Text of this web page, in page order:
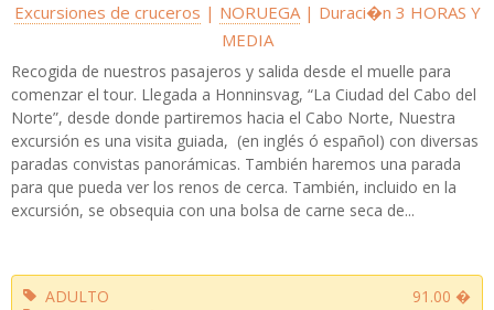
Excursiones de cruceros | NORUEGA| Duraci�n 3 HORAS Y
MEDIA
Recogida de nuestros pasajeros y salida desde el muelle para
comenzar el tour. Llegada a Honninsvag, “La Ciudad del Cabo del
Norte”, desde donde partiremos hacia el Cabo Norte, Nuestra
excursión es una visita guiada, (en inglés ó español) con diversas
paradas convistas panorámicas. También haremos una parada
para que pueda ver los renos de cerca. También, incluido en la
excursión, se obsequia con una bolsa de carne seca de...
ADULTO
91.00 �